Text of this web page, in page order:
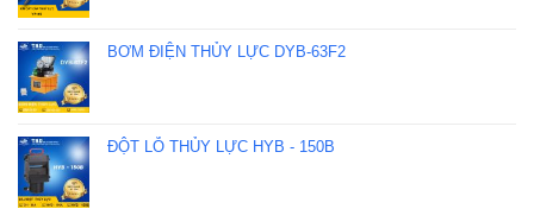
BƠM ĐIỆN THỦY LỰC DYB-63F2
ĐỘT LỖ THỦY LỰC HYB - 150B